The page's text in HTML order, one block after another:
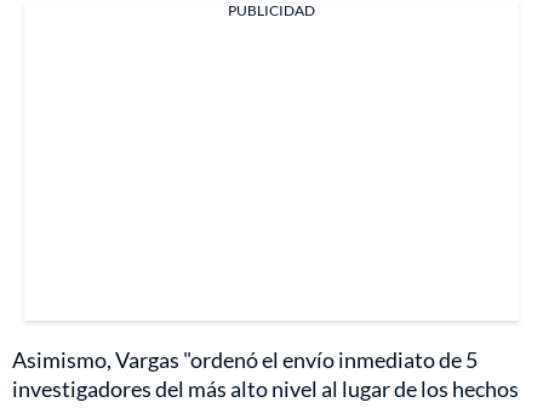
PUBLICIDAD
Asimismo, Vargas "ordenó el envío inmediato de 5
investigadores del más alto nivel al lugar de los hechos